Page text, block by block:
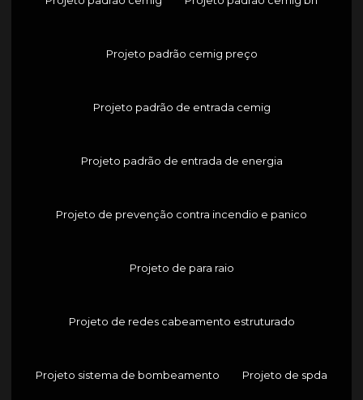
Projeto padrão cemig preço
Projeto padrão de entrada cemig
Projeto padrão de entrada de energia
Projeto de prevenção contra incendio e panico
Projeto de para raio
Projeto de redes cabeamento estruturado
Projeto sistema de bombeamento Projeto de spda